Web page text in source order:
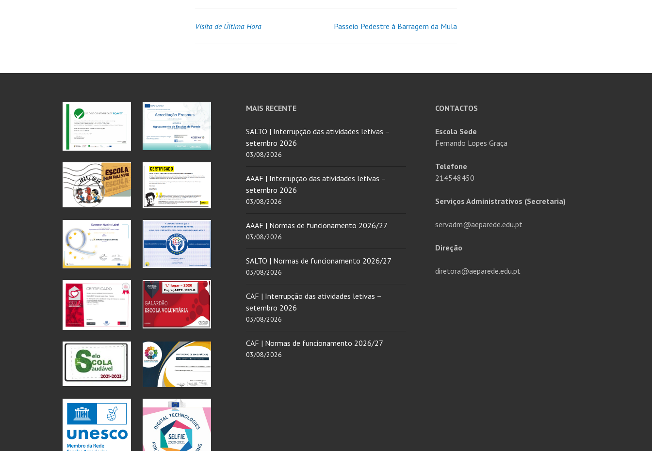
Visita de Última Hora Passeio Pedestre à Barragem da Mula
MAIS RECENTE
SALTO | Interrupção das atividades letivas –
setembro 2026
03/08/2026
AAAF | Interrupção das atividades letivas –
setembro 2026
03/08/2026
AAAF | Normas de funcionamento 2026/27
03/08/2026
SALTO | Normas de funcionamento 2026/27
03/08/2026
CAF | Interrupção das atividades letivas –
setembro 2026
03/08/2026
CAF | Normas de funcionamento 2026/27
03/08/2026
CONTACTOS
Escola Sede
Fernando Lopes Graça
Telefone
214548450
Serviços Administrativos (Secretaria)
servadm@aeparede.edu.pt
Direção
diretora@aeparede.edu.pt